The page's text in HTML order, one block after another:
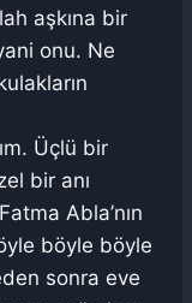
aşkına bir
onu. Ne
Üçlü bir
bir anı
Abla’nın
böyle böyle
sonra eve